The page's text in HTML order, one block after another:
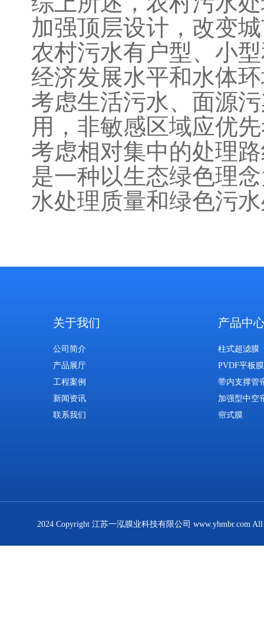
加强顶层设计，改变
农村污水有户型、小
经济发展水平和水体
考虑生活污水、面源
用，非敏感区域应优
考虑相对集中的处理
是一种以生态绿色理
水处理质量和绿色污
关于我们
公司简介
产品展厅
工程案例
新闻资讯
联系我们
产品中
柱式超滤膜
PVDF平板膜
带内支撑管
加强型中空
帘式膜
2024 Copyright 江苏一泓膜业科技有限公司 www.yhmbr.com